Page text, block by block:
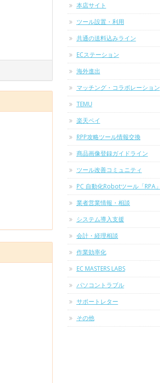
本店サイト
ツール設置・利用
共通の送料込みライン
ECステーション
海外進出
マッチング・コラボレーション
TEMU
楽天ペイ
RPP攻略ツール情報交換
商品画像登録ガイドライン
ツール改善コミュニティ
PC 自動化Robotツール「RPA」
業者営業情報・相談
システム導入支援
会計・経理相談
作業効率化
EC MASTERS LABS
パソコントラブル
サポートレター
その他